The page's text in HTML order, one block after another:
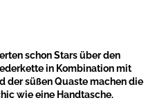
schon Stars über den
in Kombination mit
der süßen Quaste machen die
wie eine Handtasche.